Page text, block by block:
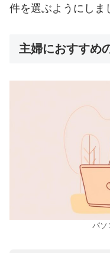
件を選ぶようにしま
主婦におすすめ
パソ